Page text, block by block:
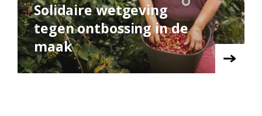
Solidaire wetgeving
tegen ontbossing in de
maak